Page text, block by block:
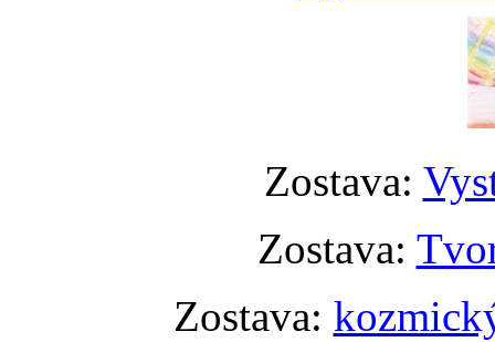
Zostava:
Zostava:
Zostava: